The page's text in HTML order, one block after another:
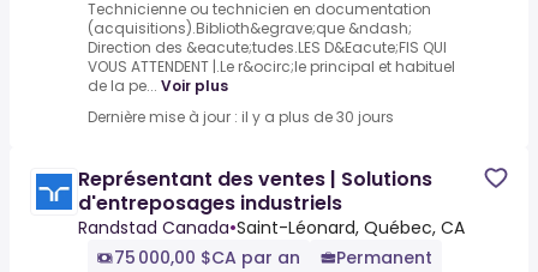
Technicienne ou technicien en documentation
(acquisitions).Biblioth&egrave;que &ndash;
Direction des &eacute;tudes.LES D&Eacute;FIS QUI
VOUS ATTENDENT |.Le r&ocirc;le principal et habituel
de la pe... Voir plus
Dernière mise à jour : il y a plus de 30 jours
Représentant des ventes | Solutions
d'entreposages industriels
Randstad Canada•Saint-Léonard, Québec, CA
75 000,00 $CA par an
Permanent